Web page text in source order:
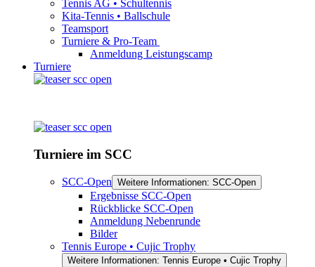
Tennis AG • Schultennis
Kita-Tennis • Ballschule
Teamsport
Turniere & Pro-Team
Anmeldung Leistungscamp
Turniere
Turniere im SCC
SCC-Open Weitere Informationen: SCC-Open
Ergebnisse SCC-Open
Rückblicke SCC-Open
Anmeldung Nebenrunde
Bilder
Tennis Europe • Cujic Trophy
Weitere Informationen: Tennis Europe • Cujic Trophy